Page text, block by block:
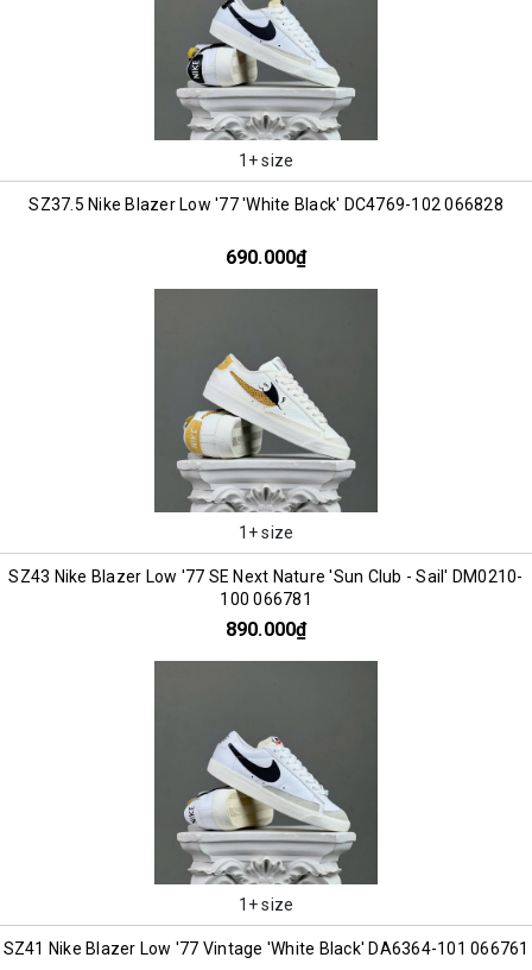
1+ size
SZ37.5 Nike Blazer Low '77 'White Black' DC4769-102 066828
690.000₫
1+ size
SZ43 Nike Blazer Low '77 SE Next Nature 'Sun Club - Sail' DM0210-
100 066781
890.000₫
1+ size
SZ41 Nike Blazer Low '77 Vintage 'White Black' DA6364-101 066761